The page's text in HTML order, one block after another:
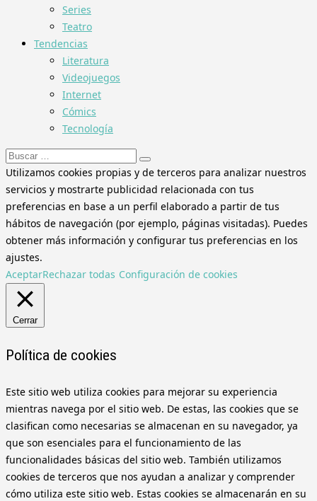
Series
Teatro
Tendencias
Literatura
Videojuegos
Internet
Cómics
Tecnología
Buscar:
Utilizamos cookies propias y de terceros para analizar nuestros
servicios y mostrarte publicidad relacionada con tus
preferencias en base a un perfil elaborado a partir de tus
hábitos de navegación (por ejemplo, páginas visitadas). Puedes
obtener más información y configurar tus preferencias en los
ajustes.
AceptarRechazar todas Configuración de cookies
Cerrar
Política de cookies
Este sitio web utiliza cookies para mejorar su experiencia
mientras navega por el sitio web. De estas, las cookies que se
clasifican como necesarias se almacenan en su navegador, ya
que son esenciales para el funcionamiento de las
funcionalidades básicas del sitio web. También utilizamos
cookies de terceros que nos ayudan a analizar y comprender
cómo utiliza este sitio web. Estas cookies se almacenarán en su